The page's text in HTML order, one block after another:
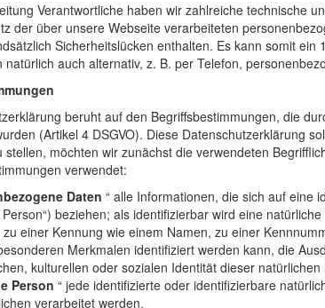
Verantwortliche haben wir zahlreiche technische
der über unsere Webseite verarbeiteten
Sicherheitslücken enthalten. Es kann somit
natürlich auch alternativ, z. B. per Telefon,
beruht auf den Begriffsbestimmungen, die
(Artikel 4 DSGVO). Diese Datenschutzerklärung
stellen, möchten wir zunächst die verwendeten
verwendet:
Daten “ alle Informationen, die sich auf eine
Person“) beziehen; als identifizierbar wird eine
einer Kennung wie einem Namen, zu einer
Merkmalen identifiziert werden kann, die
kulturellen oder sozialen Identität dieser natürlichen
Person “ jede identifizierte oder identifizierbare
verarbeitet werden.